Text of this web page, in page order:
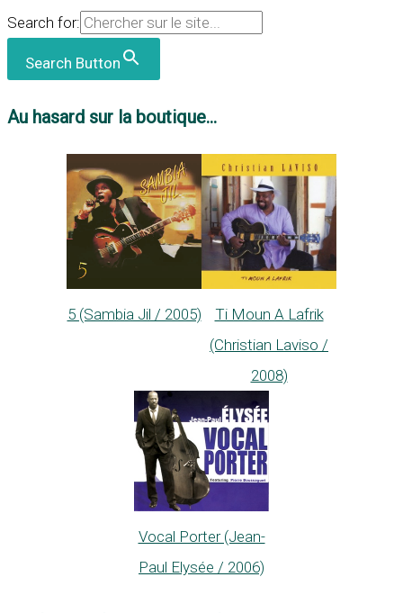
Search for:
Search Button
Au hasard sur la boutique...
5 (Sambia Jil / 2005)
Ti Moun A Lafrik
(Christian Laviso /
2008)
Vocal Porter (Jean-
Paul Elysée / 2006)